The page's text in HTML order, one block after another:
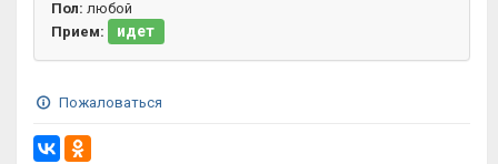
Пол: любой
Прием:
идет
Пожаловаться